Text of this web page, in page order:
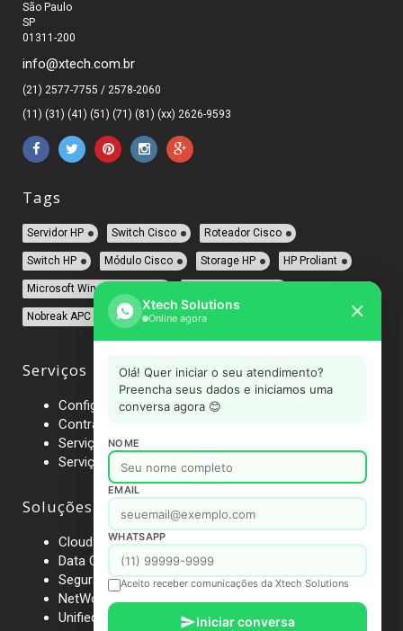
São Paulo
SP
01311-200
info@xtech.com.br
(21) 2577-7755 / 2578-2060
(11) (31) (41) (51) (71) (81) (xx) 2626-9593
Tags
Servidor HP Switch Cisco Roteador Cisco
Switch HP Módulo Cisco Storage HP HP Proliant
Microsoft Windows Server
Nobreak APC Rack APC
Serviços
Configurações
Contrato de Manutenção
Serviços Gerenciados
Serviços Profissionais
Soluções
Cloud Computing
Data Center
Segurança de Rede
NetWorking
Unified Communications
Xtech Solutions
Online agora ✕
Olá! Quer iniciar o seu atendimento?
Preencha seus dados e iniciamos uma
conversa agora 😊
NOME
EMAIL
WHATSAPP
Aceito receber comunicações da Xtech Solutions
Iniciar conversa